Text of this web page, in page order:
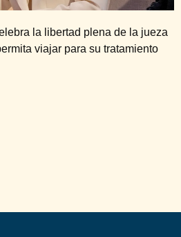
la libertad plena de la jueza
viajar para su tratamiento